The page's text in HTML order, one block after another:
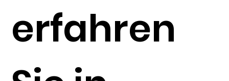
erfahren